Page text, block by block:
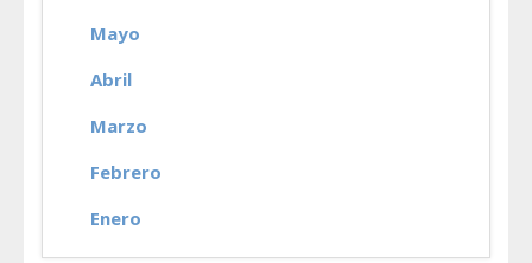
Mayo
Abril
Marzo
Febrero
Enero